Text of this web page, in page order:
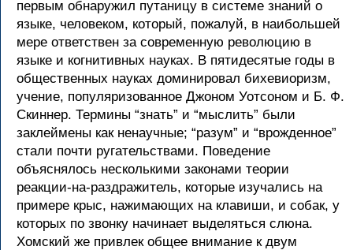
первым обнаружил путаницу в системе знаний о
языке, человеком, который, пожалуй, в наибольшей
мере ответствен за современную революцию в
языке и когнитивных науках. В пятидесятые годы в
общественных науках доминировал бихевиоризм,
учение, популяризованное Джоном Уотсоном и Б. Ф.
Скиннер. Термины “знать” и “мыслить” были
заклеймены как ненаучные; “разум” и “врожденное”
стали почти ругательствами. Поведение
объяснялось несколькими законами теории
реакции-на-раздражитель, которые изучались на
примере крыс, нажимающих на клавиши, и собак, у
которых по звонку начинает выделяться слюна.
Хомский же привлек общее внимание к двум